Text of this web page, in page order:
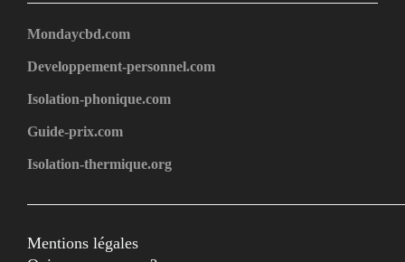
Mondaycbd.com
Developpement-personnel.com
Isolation-phonique.com
Guide-prix.com
Isolation-thermique.org
Mentions légales